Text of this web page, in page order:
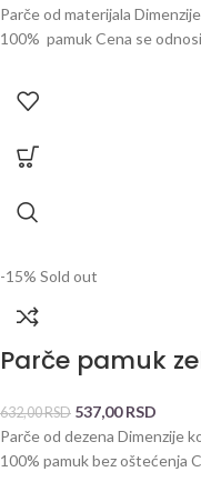
Parče od materijala
100% pamuk Cena se
-15% Sold out
Parče pamuk
632,00RSD 537,00RSD
Parče od dezena Dimenzije
100% pamuk bez oštećenja